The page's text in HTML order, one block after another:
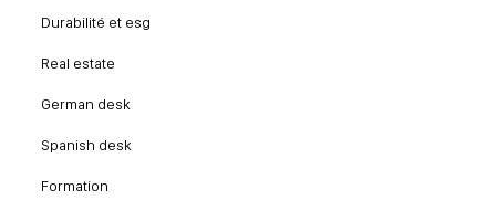
Durabilité et esg
Real estate
German desk
Spanish desk
Formation